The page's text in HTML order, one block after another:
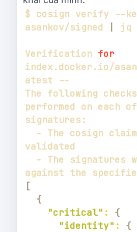
$ cosign verify --
asankov/signed
Verification for
index.docker.io/
The following
performed on each
[
{
"critical" :
{
"identity" :
{